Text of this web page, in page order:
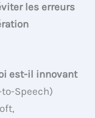
les erreurs
est-il innovant
Speech)